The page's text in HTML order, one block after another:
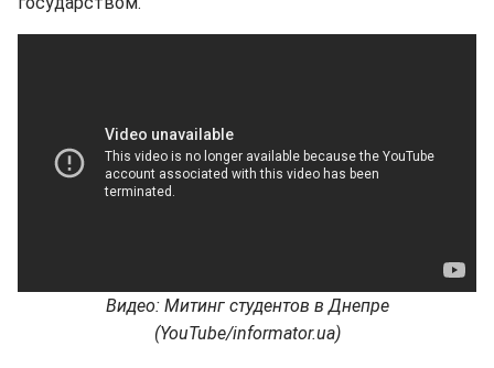
Видео: Митинг студентов в Днепре
(YouTube/informator.ua)